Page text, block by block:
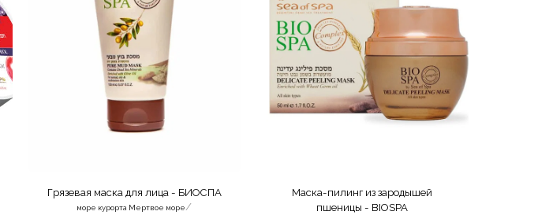
Грязевая маска для лица - БИОСПА
море курорта Мертвое море/
Маска-пилинг из зародышей
пшеницы - BIOSPA